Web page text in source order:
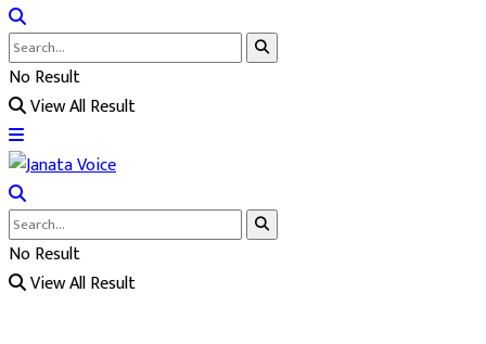
No Result
View All Result
No Result
View All Result